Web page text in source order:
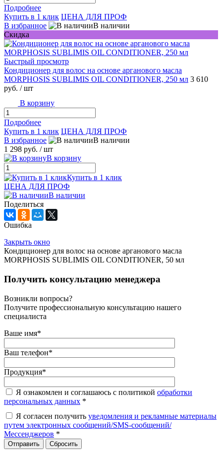
Подробнее
Купить в 1 клик ЦЕНА ДЛЯ ПРОФ
В избранное
В наличии
Скидка
Быстрый просмотр
Кондиционер для волос на основе арганового масла
MORPHOSIS SUBLIMIS OIL CONDITIONER, 250 мл 3 610
руб. / шт
В корзину
Подробнее
Купить в 1 клик ЦЕНА ДЛЯ ПРОФ
В избранное
В наличии
1 298 руб. / шт
В корзину
Купить в 1 клик
ЦЕНА ДЛЯ ПРОФ
В наличии
Поделиться
Ошибка
Закрыть окно
Кондиционер для волос на основе арганового масла
MORPHOSIS SUBLIMIS OIL CONDITIONER, 50 мл
Получить консультацию менеджера
Возникли вопросы?
Получите профессиональную консультацию нашего
специалиста
Ваше имя*
Ваш телефон*
Продукция*
Я ознакомлен и соглашаюсь с политикой обработки
персональных данных *
Я согласен получить уведомления и рекламные материалы
путем электронных сообщений/SMS-сообщений/
Мессенджеров *